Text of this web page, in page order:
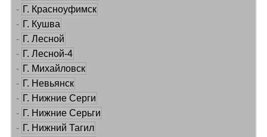
- Г. Красноуфимск
- Г. Кушва
- Г. Лесной
- Г. Лесной-4
- Г. Михайловск
- Г. Невьянск
- Г. Нижние Серги
- Г. Нижние Серьги
- Г. Нижний Тагил